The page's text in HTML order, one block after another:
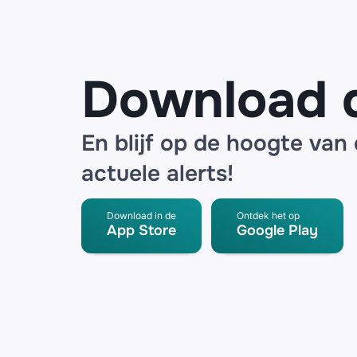
Download
En blijf op de hoogte van
actuele alerts!
Download in de
App Store
Ontdek het op
Google Play